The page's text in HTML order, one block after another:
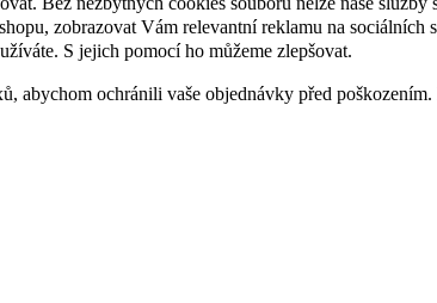
zobrazovat Vám relevantní reklamu na sociálních
S jejich pomocí ho můžeme zlepšovat.
abychom ochránili vaše objednávky před